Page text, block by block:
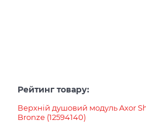
Рейтинг товару:
Верхній душовий модуль Axor
Bronze (12594140)